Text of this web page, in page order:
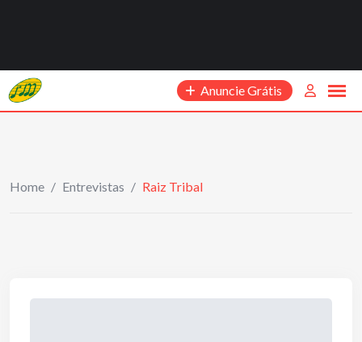
Anuncie Grátis
Home / Entrevistas / Raiz Tribal